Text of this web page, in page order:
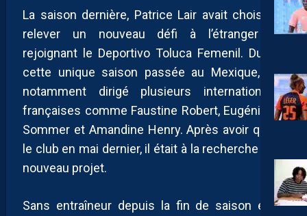
La saison dernière, Patrice Lair avait choisi de
relever un nouveau défi à l’étranger en
rejoignant le Deportivo Toluca Femenil. Durant
cette unique saison passée au Mexique, il a
notamment dirigé plusieurs internationales
françaises comme Faustine Robert, Eugénie Le
Sommer et Amandine Henry. Après avoir quitté
le club en mai dernier, il était à la recherche d’un
nouveau projet.
Sans entraîneur depuis la fin de saison et le